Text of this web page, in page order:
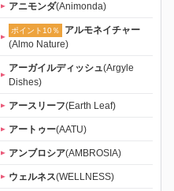
ねだり
（tama）」
｜初回送料
無料
アニモンダ(Animonda)
ポイント10％
アルモネイチャー
(Almo Nature)
アーガイルディッシュ(Argyle
Dishes)
アースリーフ(Earth Leaf)
アートゥー(AATU)
アンブロシア(AMBROSIA)
ウェルネス(WELLNESS)